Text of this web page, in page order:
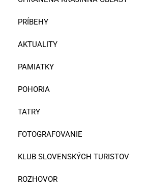
PRÍBEHY
AKTUALITY
PAMIATKY
POHORIA
TATRY
FOTOGRAFOVANIE
KLUB SLOVENSKÝCH TURISTOV
ROZHOVOR